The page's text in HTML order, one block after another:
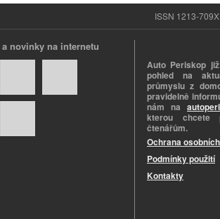
ISSN 1213-
novinky na internetu
Auto Periskop
pohled na
průmyslu z
pravidelně
nám na
kterou chcete
čtenářům.
Ochrana
Podmínky použití
Kontakty